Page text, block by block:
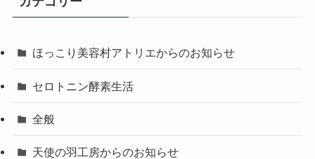
ほっこり美容村アトリエからのお知らせ
セロトニン酵素生活
全般
天使の羽工房からのお知らせ